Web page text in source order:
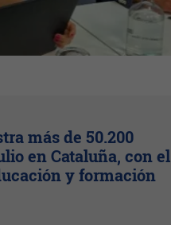
más de 50.200
en Cataluña, con el
y formación